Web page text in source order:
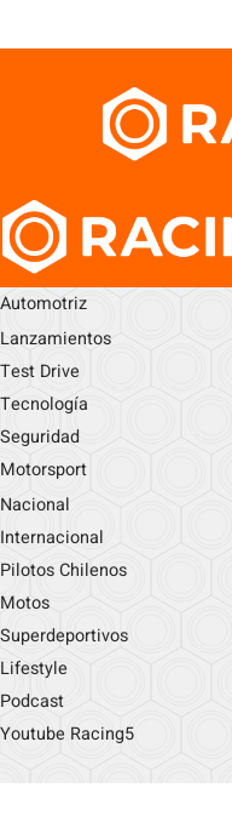
Automotriz
Lanzamientos
Test Drive
Tecnología
Seguridad
Motorsport
Nacional
Internacional
Pilotos Chilenos
Motos
Superdeportivos
Lifestyle
Podcast
Youtube Racing5